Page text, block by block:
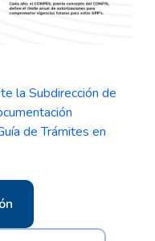
la Subdirección de
de Trámites en